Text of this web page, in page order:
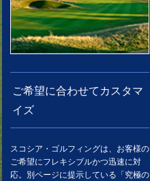
ご希望に合わせてカスタマ
イズ
スコシア・ゴルフィングは、お客様の
ご希望にフレキシブルかつ迅速に対
応。別ページに提示している「究極の